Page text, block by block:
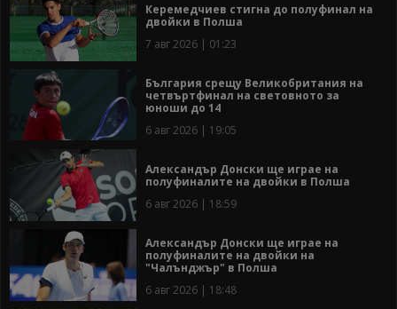
Керемедчиев стигна до полуфинал на
двойки в Полша
7 авг 2026 | 01:23
България срещу Великобритания на
четвъртфинал на световното за
юноши до 14
6 авг 2026 | 19:05
Александър Донски ще играе на
полуфиналите на двойки в Полша
6 авг 2026 | 18:59
Александър Донски ще играе на
полуфиналите на двойки на
"Чалънджър" в Полша
6 авг 2026 | 18:48